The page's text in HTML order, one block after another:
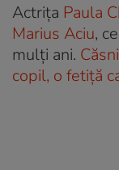
Actrița Paula
Marius Aciu,
mulți ani.
copil, o fetiță